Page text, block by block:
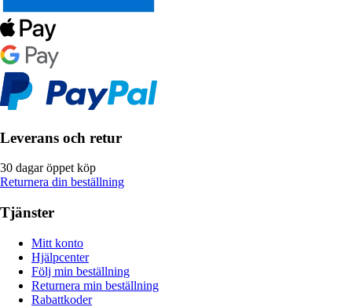
Leverans och retur
30 dagar öppet köp
Returnera din beställning
Tjänster
Mitt konto
Hjälpcenter
Följ min beställning
Returnera min beställning
Rabattkoder